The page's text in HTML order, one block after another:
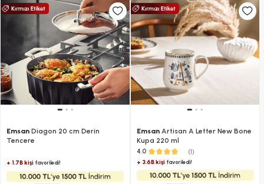
Emsan Diagon 20 cm Derin
Tencere
+ 1.7B kişi favoriledi!
EmsanArtisan A Letter New Bone
Kupa 220 ml
4.0 (1)
+ 3.6B kişifavoriledi!